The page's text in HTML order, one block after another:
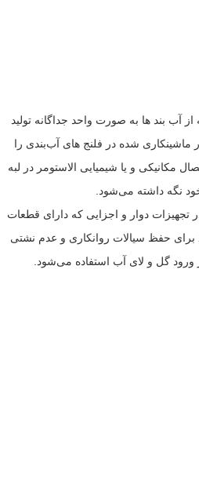
از آب بند ها به صورت واحد جداگانه تولید
ماشینکاری شده در فلنج های آب‌بندی را
مکانیکی و یا شیمیایی الاستومر در لبه
نگه داشته می‌شود.
دوار و اجزایی که دارای قطعات
حفظ سیالات روانکاری و عدم نشتی
ورود گل و لای آب استفاده می‌شود.